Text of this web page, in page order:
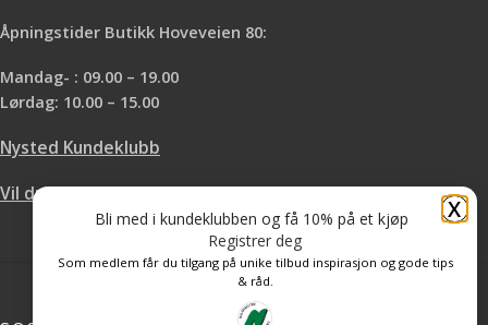
Åpningstider Butikk Hoveveien 80:
Mandag- : 09.00 – 19.00
Lørdag: 10.00 – 15.00
Nysted Kundeklubb
Vil du leie hos oss?
X
Bli med i kundeklubben og få 10% på et kjøp
Registrer deg
Som medlem får du tilgang på unike tilbud inspirasjon og gode tips
& råd.